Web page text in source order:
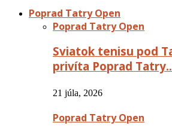
Poprad Tatry Open
Poprad Tatry Open
Sviatok tenisu pod
privíta Poprad
21 júla, 2026
Poprad Tatry Open